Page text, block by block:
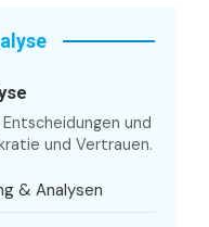
und
und Vertrauen.
& Analysen